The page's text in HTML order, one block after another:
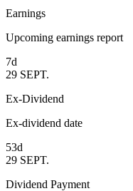
Earnings
Upcoming earnings report
7d
29 SEPT.
Ex-Dividend
Ex-dividend date
53d
29 SEPT.
Dividend Payment